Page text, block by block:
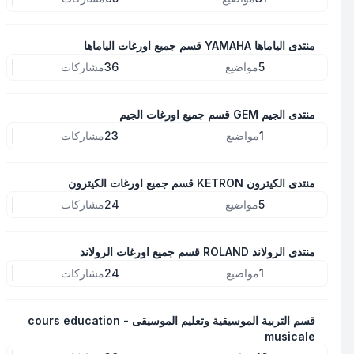
منتدى الياماها YAMAHA قسم جميع اورغات الياماها
مواضيع 36مشاركات
منتدى الجيم GEM قسم جميع اورغات الجيم
مواضيع 23مشاركات
منتدى الكيترون KETRON قسم جميع اورغات الكيترون
مواضيع 24مشاركات
منتدى الرولاند ROLAND قسم جميع اورغات الرولاند
مواضيع 24مشاركات
قسم التربية الموسيقية وتعليم الموسيقى - cours education
musicale